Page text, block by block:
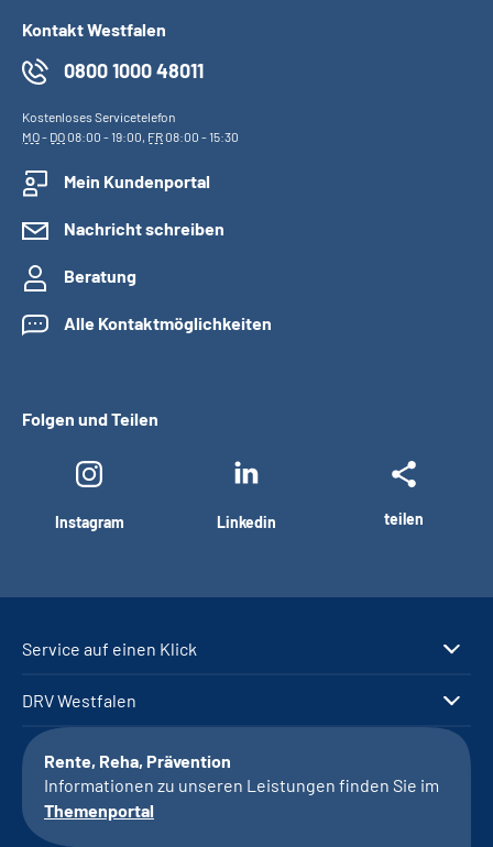
Kontakt Westfalen
0800 1000 48011
Kostenloses Servicetelefon
MO- DO08:00 - 19:00, FR08:00 - 15:30
Mein Kundenportal
Nachricht schreiben
Beratung
Alle Kontaktmöglichkeiten
Folgen und Teilen
Instagram Linkedin teilen
Service auf einen Klick
DRV Westfalen
Rente, Reha, Prävention
Informationen zu unseren Leistungen finden Sie im
Themenportal